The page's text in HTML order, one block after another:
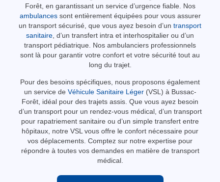
Forêt, en garantissant un service d’urgence fiable. Nos
ambulancessont entièrement équipées pour vous assurer
un transport sécurisé, que vous ayez besoin d’un transport
sanitaire, d’un transfert intra et interhospitalier ou d’un
transport pédiatrique. Nos ambulanciers professionnels
sont là pour garantir votre confort et votre sécurité tout au
long du trajet.
Pour des besoins spécifiques, nous proposons également
un service de Véhicule Sanitaire Léger(VSL) à Bussac-
Forêt, idéal pour des trajets assis. Que vous ayez besoin
d’un transport pour un rendez-vous médical, d’un transport
pour rapatriement sanitaire ou d’un simple transfert entre
hôpitaux, notre VSL vous offre le confort nécessaire pour
vos déplacements. Comptez sur notre expertise pour
répondre à toutes vos demandes en matière de transport
médical.